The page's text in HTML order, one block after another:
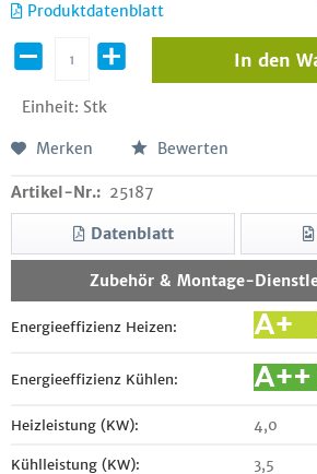
Produktdatenblatt
Einheit: Stk
In den
Merken Bewerten
Artikel-Nr.: 25187
Datenblatt
Zubehör & Montage-
Energieeffizienz Heizen:
Energieeffizienz Kühlen:
Heizleistung (KW): 4,0
Kühlleistung (KW): 3,5